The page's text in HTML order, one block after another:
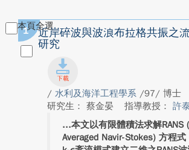
本頁全選
1
近岸碎波與波浪布拉格共振之
研究
/ 水利及海洋工程學系 /97/ 博士
研究生： 蔡金晏
指導教授： 許
本文以有限體積法求解RANS
Averaged Navir-Stokes) 方程式